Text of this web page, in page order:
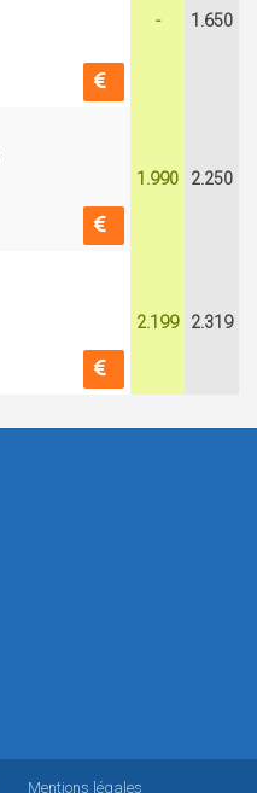
- 1.650
1.990 2.250
2.199 2.319
Mentions légales